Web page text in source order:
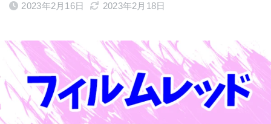
2023年2月16日 2023年2月18日